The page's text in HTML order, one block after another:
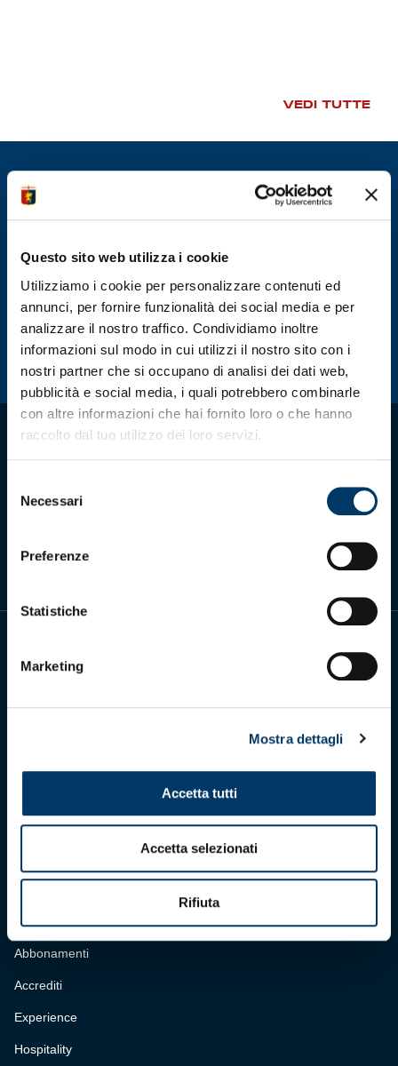
Questo sito web utilizza i cookie
Utilizziamo i cookie per personalizzare contenuti ed
annunci, per fornire funzionalità dei social media e per
analizzare il nostro traffico. Condividiamo inoltre
informazioni sul modo in cui utilizzi il nostro sito con i
nostri partner che si occupano di analisi dei dati web,
pubblicità e social media, i quali potrebbero combinarle
con altre informazioni che hai fornito loro o che hanno
raccolto dal tuo utilizzo dei loro servizi.
delNecessari
Preferenze
Statistiche
Marketing
Mostra dettagli
Accetta tutti
Accetta selezionati
Rifiuta
Accessori
Party
Outlet
Helan x Genoa
Isolani x Genoa
Gift Card Online Store
VEDI TUTTE
maggio 2025
Biglietteria
Abbonamenti
Accrediti
Experience
Hospitality